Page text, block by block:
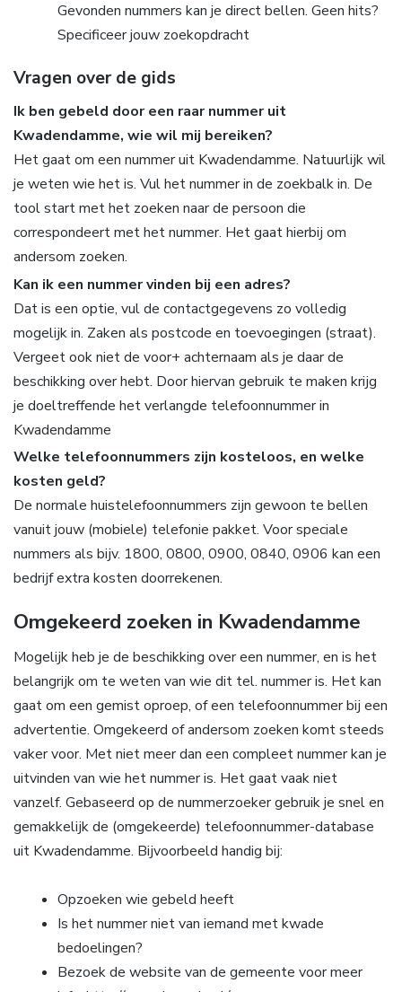
Gevonden nummers kan je direct bellen. Geen hits?
Specificeer jouw zoekopdracht
Vragen over de gids
Ik ben gebeld door een raar nummer uit
Kwadendamme, wie wil mij bereiken?
Het gaat om een nummer uit Kwadendamme. Natuurlijk wil
je weten wie het is. Vul het nummer in de zoekbalk in. De
tool start met het zoeken naar de persoon die
correspondeert met het nummer. Het gaat hierbij om
andersom zoeken.
Kan ik een nummer vinden bij een adres?
Dat is een optie, vul de contactgegevens zo volledig
mogelijk in. Zaken als postcode en toevoegingen (straat).
Vergeet ook niet de voor+ achternaam als je daar de
beschikking over hebt. Door hiervan gebruik te maken krijg
je doeltreffende het verlangde telefoonnummer in
Kwadendamme
Welke telefoonnummers zijn kosteloos, en welke
kosten geld?
De normale huistelefoonnummers zijn gewoon te bellen
vanuit jouw (mobiele) telefonie pakket. Voor speciale
nummers als bijv. 1800, 0800, 0900, 0840, 0906 kan een
bedrijf extra kosten doorrekenen.
Omgekeerd zoeken in Kwadendamme
Mogelijk heb je de beschikking over een nummer, en is het
belangrijk om te weten van wie dit tel. nummer is. Het kan
gaat om een gemist oproep, of een telefoonnummer bij een
advertentie. Omgekeerd of andersom zoeken komt steeds
vaker voor. Met niet meer dan een compleet nummer kan je
uitvinden van wie het nummer is. Het gaat vaak niet
vanzelf. Gebaseerd op de nummerzoeker gebruik je snel en
gemakkelijk de (omgekeerde) telefoonnummer-database
uit Kwadendamme. Bijvoorbeeld handig bij:
Opzoeken wie gebeld heeft
Is het nummer niet van iemand met kwade
bedoelingen?
Bezoek de website van de gemeente voor meer